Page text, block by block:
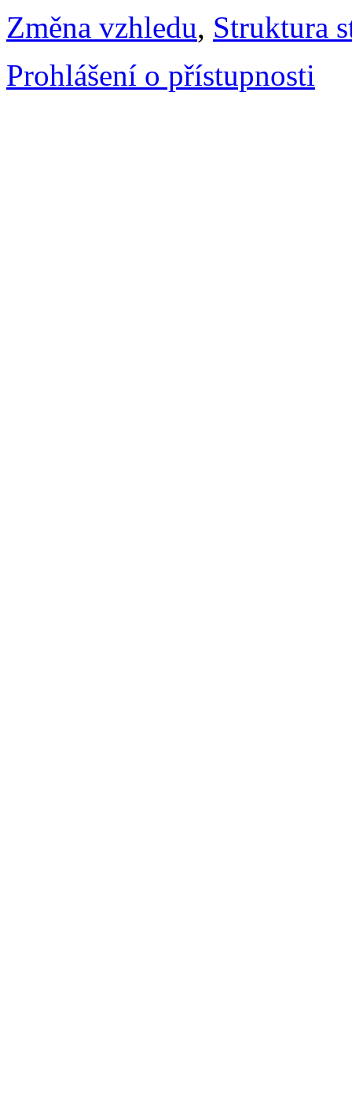
Změna vzhledu, Struktura
Prohlášení o přístupnosti